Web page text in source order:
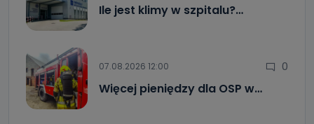
Ile jest klimy w szpitalu?…
07.08.2026 12:00 0
Więcej pieniędzy dla OSP w…